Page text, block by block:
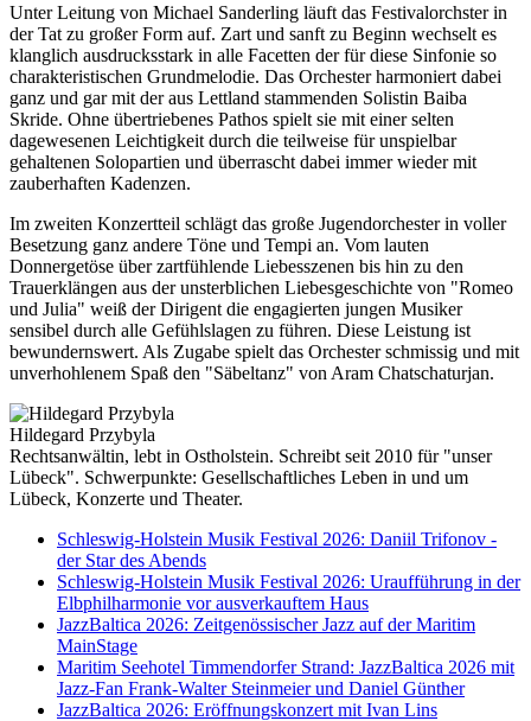
Unter Leitung von Michael Sanderling läuft das Festivalorchster in
der Tat zu großer Form auf. Zart und sanft zu Beginn wechselt es
klanglich ausdrucksstark in alle Facetten der für diese Sinfonie so
charakteristischen Grundmelodie. Das Orchester harmoniert dabei
ganz und gar mit der aus Lettland stammenden Solistin Baiba
Skride. Ohne übertriebenes Pathos spielt sie mit einer selten
dagewesenen Leichtigkeit durch die teilweise für unspielbar
gehaltenen Solopartien und überrascht dabei immer wieder mit
zauberhaften Kadenzen.
Im zweiten Konzertteil schlägt das große Jugendorchester in voller
Besetzung ganz andere Töne und Tempi an. Vom lauten
Donnergetöse über zartfühlende Liebesszenen bis hin zu den
Trauerklängen aus der unsterblichen Liebesgeschichte von "Romeo
und Julia" weiß der Dirigent die engagierten jungen Musiker
sensibel durch alle Gefühlslagen zu führen. Diese Leistung ist
bewundernswert. Als Zugabe spielt das Orchester schmissig und mit
unverhohlenem Spaß den "Säbeltanz" von Aram Chatschaturjan.
Hildegard Przybyla
Rechtsanwältin, lebt in Ostholstein. Schreibt seit 2010 für "unser
Lübeck". Schwerpunkte: Gesellschaftliches Leben in und um
Lübeck, Konzerte und Theater.
Schleswig-Holstein Musik Festival 2026: Daniil Trifonov -
der Star des Abends
Schleswig-Holstein Musik Festival 2026: Uraufführung in der
Elbphilharmonie vor ausverkauftem Haus
JazzBaltica 2026: Zeitgenössischer Jazz auf der Maritim
MainStage
Maritim Seehotel Timmendorfer Strand: JazzBaltica 2026 mit
Jazz-Fan Frank-Walter Steinmeier und Daniel Günther
JazzBaltica 2026: Eröffnungskonzert mit Ivan Lins